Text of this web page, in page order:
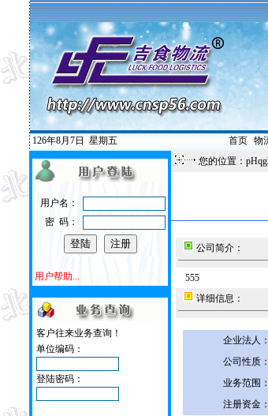
126年8月7日 星期五 首页| 物
用户名：
密 码：
用户帮助...
客户往来业务查询！
单位编码：
登陆密码：
您的位置：
公司简介：
555
详细信息：
企业法人：
公司性质：
业务范围：
注册资金：